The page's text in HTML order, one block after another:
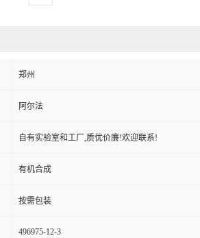
郑州
阿尔法
自有实验室和工厂,质优价廉!欢迎联系!
有机合成
按需包装
496975-12-3